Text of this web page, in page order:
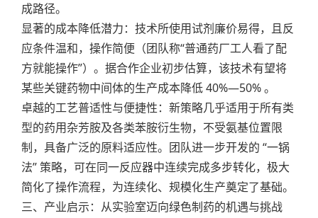
成路径。
显著的成本降低潜力：技术所使用试剂廉价易得，且反
应条件温和，操作简便（团队称“普通药厂工人看了配
方就能操作”）。据合作企业初步估算，该技术有望将
某些关键药物中间体的生产成本降低 40%—50% 。
卓越的工艺普适性与便捷性：新策略几乎适用于所有类
型的药用杂芳胺及各类苯胺衍生物，不受氨基位置限
制，具备广泛的原料适应性。团队进一步开发的 “一锅
法” 策略，可在同一反应器中连续完成多步转化，极大
简化了操作流程，为连续化、规模化生产奠定了基础。
三、产业启示：从实验室迈向绿色制药的机遇与挑战